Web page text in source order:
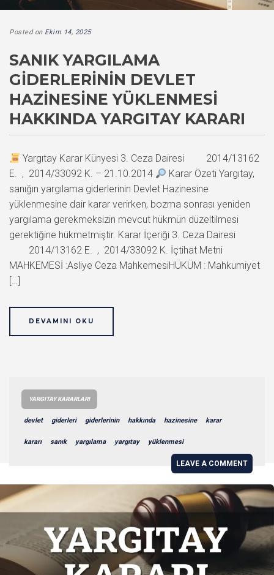
Posted on Ekim 14, 2025
SANIK YARGILAMA
GIDERLERININ DEVLET
HAZINESINE YÜKLENMESI
HAKKINDA YARGITAY KARARI
Yargıtay Karar Künyesi 3. Ceza Dairesi 2014/13162
E. , 2014/33092 K. – 21.10.2014
Karar Özeti Yargıtay,
sanığın yargılama giderlerinin Devlet Hazinesine
yüklenmesine dair karar verirken, bozma sonrası yeniden
yargılama gerekmeksizin mevcut hükmün düzeltilmesi
gerektiğine hükmetmiştir. Karar İçeriği 3. Ceza Dairesi
2014/13162 E. , 2014/33092 K. İçtihat Metni
MAHKEMESİ :Asliye Ceza MahkemesiHÜKÜM : Mahkumiyet
[…]
DEVAMINI OKU
YARGITAY KARARLARI
devlet giderleri giderlerinin hakkında hazinesine karar
kararı sanık yargılama yargıtay yüklenmesi
LEAVE A COMMENT